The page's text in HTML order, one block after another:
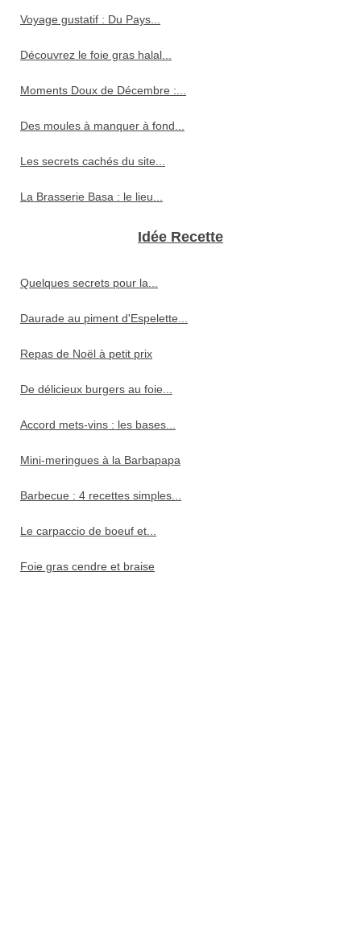
Voyage gustatif : Du Pays...
Découvrez le foie gras halal...
Moments Doux de Décembre :...
Des moules à manquer à fond...
Les secrets cachés du site...
La Brasserie Basa : le lieu...
Idée Recette
Quelques secrets pour la...
Daurade au piment d'Espelette...
Repas de Noël à petit prix
De délicieux burgers au foie...
Accord mets-vins : les bases...
Mini-meringues à la Barbapapa
Barbecue : 4 recettes simples...
Le carpaccio de boeuf et...
Foie gras cendre et braise